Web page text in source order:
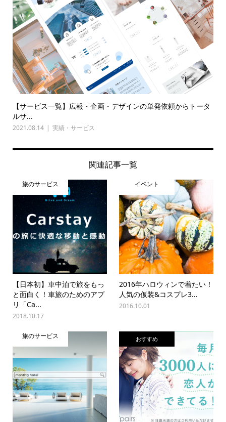
【サービス一覧】広報・企画・デザインの単発依頼からトータ
ルサ...
2021.08.14 実績・サービス
関連記事一覧
旅のサービス
【日本初】車中泊で旅をもっ
と面白く！車旅のためのアプ
リ「Ca...
2018.10.17
イベント
2016年ハロウィンで着たい！
人気の仮装&コスプレ3...
2016.10.01
旅のサービス おすすめ